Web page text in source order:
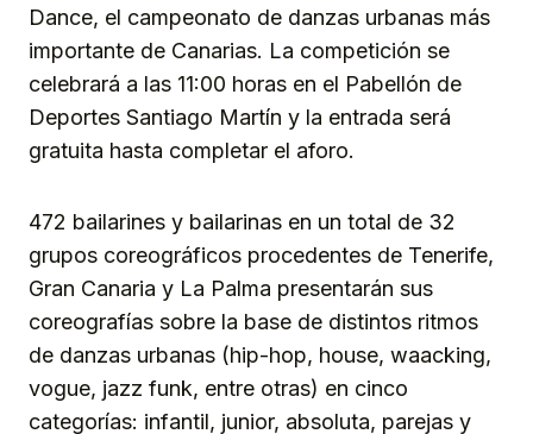
Dance, el campeonato de danzas urbanas más
importante de Canarias. La competición se
celebrará a las 11:00 horas en el Pabellón de
Deportes Santiago Martín y la entrada será
gratuita hasta completar el aforo.
472 bailarines y bailarinas en un total de 32
grupos coreográficos procedentes de Tenerife,
Gran Canaria y La Palma presentarán sus
coreografías sobre la base de distintos ritmos
de danzas urbanas (hip-hop, house, waacking,
vogue, jazz funk, entre otras) en cinco
categorías: infantil, junior, absoluta, parejas y